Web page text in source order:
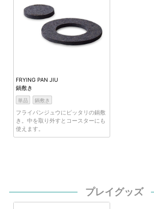
FRYING PAN JIU
鍋敷き
単品 鍋敷き
フライパンジュウにピッタリの鍋敷
き。中を取り外すとコースターにも
使えます。
プレイグッズ